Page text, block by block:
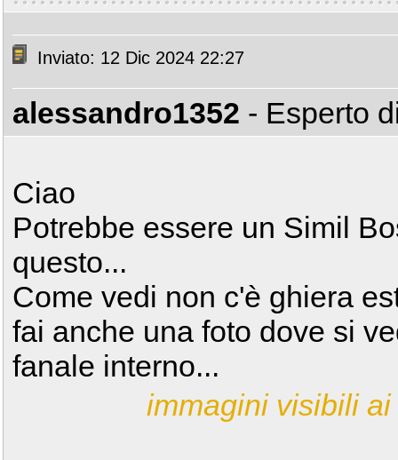
Inviato: 12 Dic 2024 22:27
alessandro1352 - Esperto
Ciao
Potrebbe essere un Simil
questo...
Come vedi non c'è ghiera
fai anche una foto dove si
fanale interno...
immagini visibili